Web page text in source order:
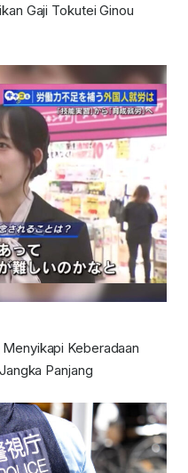
Gaji Tokutei Ginou
Keberadaan
Panjang